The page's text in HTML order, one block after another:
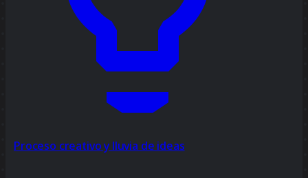
Proceso creativo y lluvia de ideas